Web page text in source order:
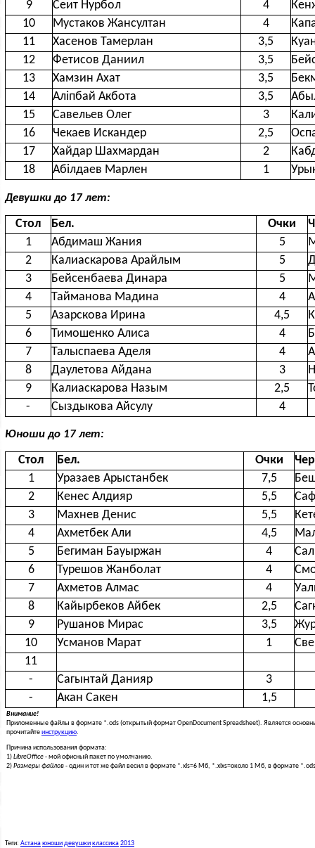
9 Сеит Нурбол 4
10
Мустаков Жансултан 4
11
Хасенов Тамерлан 3,5
12
Фетисов Даниил 3,5
13
Хамзин Ахат 3,5
14
Аліпбай Акбота 3,5
15
Савельев Олег 3
16
Чекаев Искандер 2,5
17
Хайдар Шахмардан 2
18
Абілдаев Марлен 1
Девушки до 17 лет:
Стол Бел. Очки
1
Абдимаш Жания 5
2
Калиаскарова Арайлым 5
3
Бейсенбаева Динара 5
4
Тайманова Мадина 4
5
Азарскова Ирина 4,5
6
Тимошенко Алиса 4
7
Талыспаева Аделя 4
8
Даулетова Айдана 3
9
Калиаскарова Назым 2,5
-
Сыздыкова Айсулу 4
Юноши до 17 лет:
Стол Бел. Очки
1
Уразаев Арыстанбек 7,5
2
Кенес Алдияр 5,5
3
Махнев Денис 5,5
4
Ахметбек Али 4,5
5
Бегиман Бауыржан 4
6
Турешов Жанболат 4
7
Ахметов Алмас 4
8
Кайырбеков Айбек 2,5
9
Рушанов Мирас 3,5
10
Усманов Марат 1
11
-
Сагынтай Данияр
3
-
Акан Сакен 1,5
Внимание!
Приложенные файлы в формате *.ods (открытый формат OpenDocument Spreadsheet). Является
прочитайтеинструкцию.
Причина использования формата:
1)LibreOffice- мой офисный пакет по умолчанию.
2)Размеры файлов- один и тот же файл весил в формате *.xls=6 Мб, *.xlxs=около 1 Мб, в формате
Теги: Астанаюношидевушкиклассика2013